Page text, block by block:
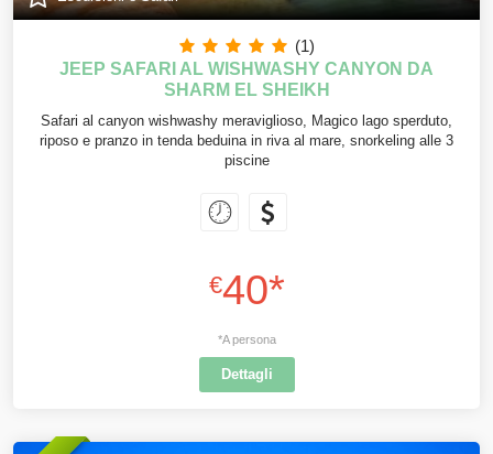
(1)
JEEP SAFARI AL WISHWASHY CANYON DA
SHARM EL SHEIKH
Safari al canyon wishwashy meraviglioso, Magico lago sperduto,
riposo e pranzo in tenda beduina in riva al mare, snorkeling alle 3
piscine
€40*
*A persona
Dettagli